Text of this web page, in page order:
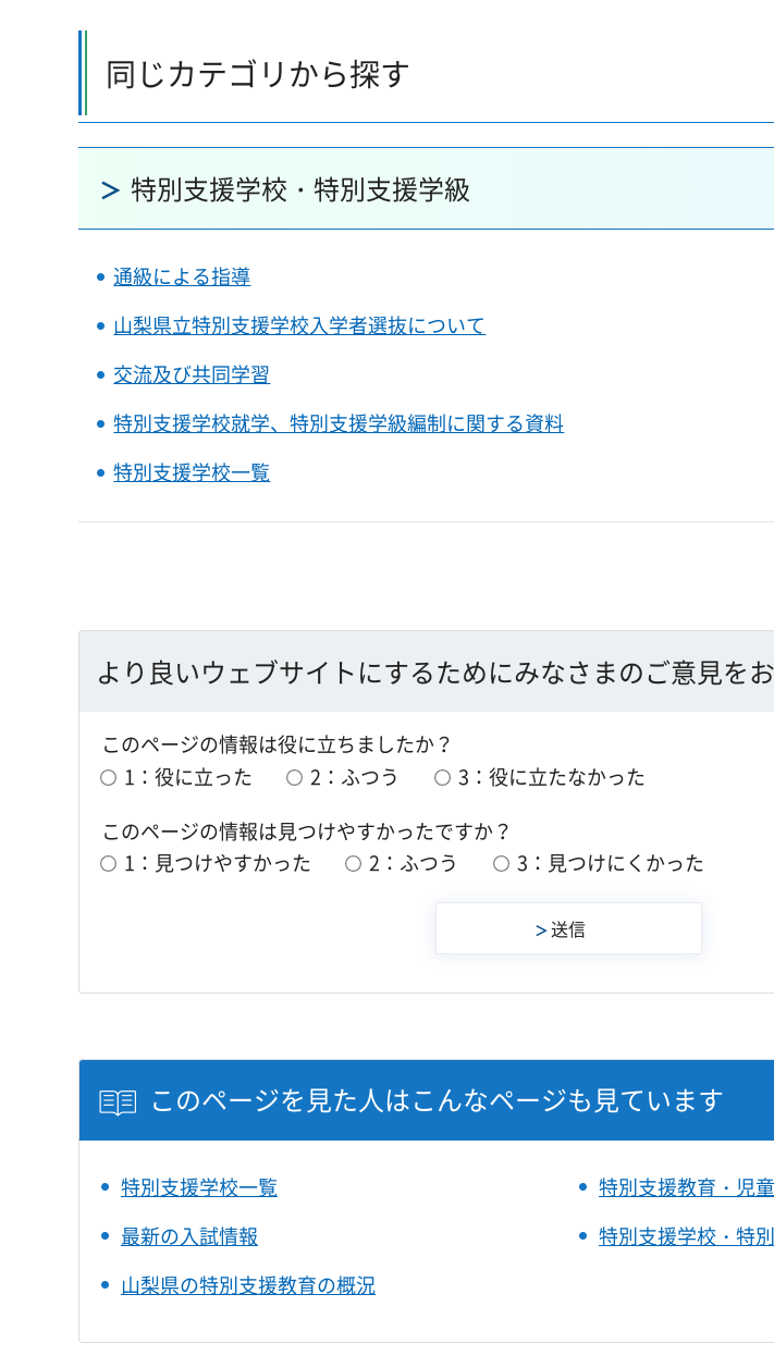
同じカテゴリから探す
特別支援学校・特別支援学級
通級による指導
山梨県立特別支援学校入学者選抜について
交流及び共同学習
特別支援学校就学、特別支援学級編制に関する資料
特別支援学校一覧
より良いウェブサイトにするためにみなさまのご意見を
このページの情報は役に立ちましたか？
1：役に立った
2：ふつう
3：役に立たなかった
このページの情報は見つけやすかったですか？
1：見つけやすかった
2：ふつう 3：見つけにくかった
このページを見た人はこんなページも見ています
特別支援学校一覧
特別支援教育・児
最新の入試情報
特別支援学校・特
山梨県の特別支援教育の概況